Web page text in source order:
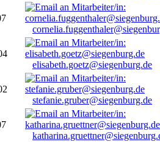
elisabeth.goetz@siegenburg.de
stefanie.gruber@siegenburg.de